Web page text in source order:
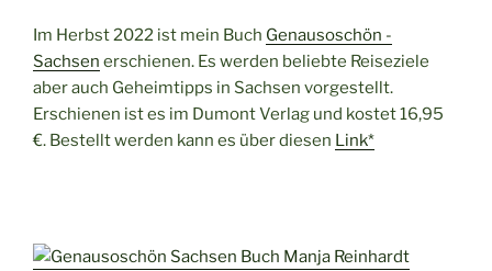
Im Herbst 2022 ist mein Buch Genausoschön -
Sachsen erschienen. Es werden beliebte Reiseziele
aber auch Geheimtipps in Sachsen vorgestellt.
Erschienen ist es im Dumont Verlag und kostet 16,95
€. Bestellt werden kann es über diesen Link*